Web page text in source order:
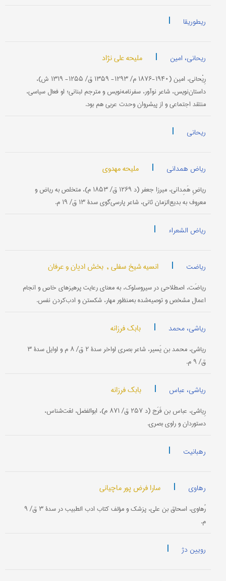
ریطوریقا |
ریحانی، امین | ملیحه علی نژاد
رِيْحانی، امين ‏(‏۱۸۷۶-۱۹۴۰ م/ ۱۲۹۳- ۱۳۵۹ ق/ ۱۲۵۵- ۱۳۱۹ ش)،‏
داستان‌نویس، شاعر نوآور، سفرنامه‌نویس و مترجم لبنانی؛ او فعال سیاسی،
منتقد اجتماعی و از پیشروان وحدت عربی هم بود.
ریحانی |
ریاض همدانی | ملیحه مهدوی
ریاضِ هَمِدانی، میرزا جعفر (د ۱۲۶۹ ق/ ۱۸۵۳ م)، متخلص به ریاض و
معروف به بدیع‌الزمان ثانی، شاعر پارسی‌گوی سدۀ ۱۳ ق/ ۱۹ م.
ریاض الشعراء |
ریاضت | انسیه شیخ سفلی , بخش ادیان و عرفان
ریاضَت، اصطلاحی در سیروسلوک، به معنای رعایت پرهیزهای خاص و انجام
اعمال مشخص و توصیه‌شده به‌منظور مهار، شکستن و ادب‌کردن نفس.
ریاشی، محمد | بابک فرزانه
ریاشی، محمد بن یَسیر، شاعر بصری اواخر سدۀ ۲ ق/ ۸ م و اوایل سدۀ ۳
ق/ ۹ م.
ریاشی، عباس | بابک فرزانه
رِیاشی، عباس بن فَرَج (د ۲۵۷ ق/ ۸۷۱ م)، ابوالفضل، لغت‌شناس،
دستوردان و راوی بصری.
رهبانیت |
رهاوی | سارا فرض پور ماچیانی
رُهاوی، اسحاق ‌بن علی، پزشک و مؤلف کتاب ادب الطبیب در سدۀ ۳ ق/ ۹
م.
رویین دژ |